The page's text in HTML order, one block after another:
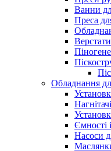
Ванни
Преса
Обладнання
Ємності
Насоси